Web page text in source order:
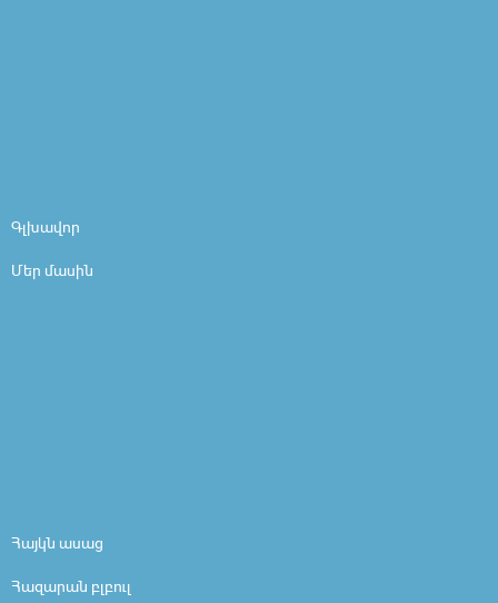
Գլխավոր
Մեր մասին
Հայկն ասաց
Հազարան բլբուլ